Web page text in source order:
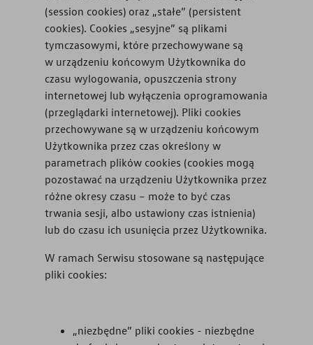
(session cookies) oraz „stałe” (persistent
cookies). Cookies „sesyjne” są plikami
tymczasowymi, które przechowywane są
w urządzeniu końcowym Użytkownika do
czasu wylogowania, opuszczenia strony
internetowej lub wyłączenia oprogramowania
(przeglądarki internetowej). Pliki cookies
przechowywane są w urządzeniu końcowym
Użytkownika przez czas określony w
parametrach plików cookies (cookies mogą
pozostawać na urządzeniu Użytkownika przez
różne okresy czasu – może to być czas
trwania sesji, albo ustawiony czas istnienia)
lub do czasu ich usunięcia przez Użytkownika.
W ramach Serwisu stosowane są następujące
pliki cookies:
„niezbędne” pliki cookies - niezbędne